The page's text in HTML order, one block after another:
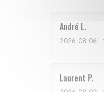
André L
2026-08-06 -
Laurent P